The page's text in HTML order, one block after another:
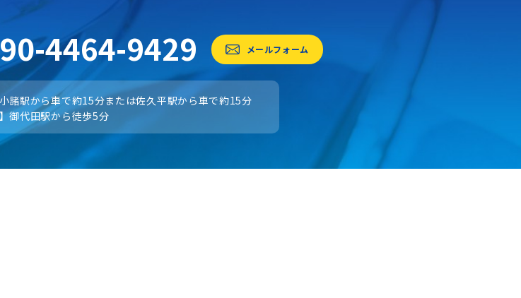
4464-9429 メールフォーム
諸駅から車で約15分または佐久平駅から車で約15分
御代田駅から徒歩5分